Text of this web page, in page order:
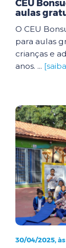
CEU
aulas
O CEU
para aulas
crianças e
anos. ...
30/04/2025, às